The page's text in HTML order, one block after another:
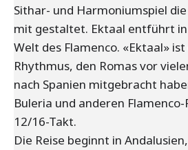
Sithar- und Harmoniumspiel
mit gestaltet. Ektaal entführt
Welt des Flamenco. «Ektaal»
Rhythmus, den Romas vor
nach Spanien mitgebracht
Buleria und anderen
12/16-Takt.
Die Reise beginnt in